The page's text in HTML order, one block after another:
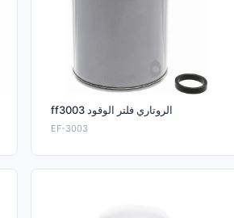
ff3003 الروتاري فلتر الوقود
EF-3003